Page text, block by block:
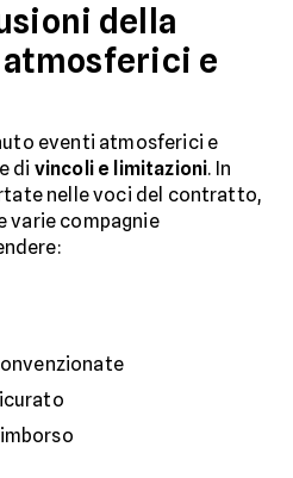
della
e
eventi atmosferici e
di vincoli e limitazioni. In
nelle voci del contratto,
varie compagnie